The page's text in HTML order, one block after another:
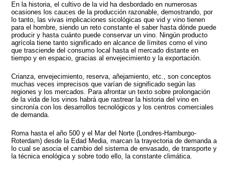
En la historia, el cultivo de la vid ha desbordado en numerosas
ocasiones los cauces de la producción razonable, demostrando, por
lo tanto, las vivas implicaciones sicológicas que vid y vino tienen
para el hombre, siendo un reto constante el saber hasta dónde puede
producir y hasta cuánto puede conservar un vino. Ningún producto
agrícola tiene tanto significado en alcance de límites como el vino
que trasciende del consumo local hasta el mercado distante en
tiempo y en espacio, gracias al envejecimiento y la exportación.
Crianza, envejecimiento, reserva, añejamiento, etc., son conceptos
muchas veces imprecisos que varían de significado según las
regiones y los mercados. Para afrontar un texto sobre prolongación
de la vida de los vinos habrá que rastrear la historia del vino en
sincronía con los desarrollos tecnológicos y los centros comerciales
de demanda.
Roma hasta el año 500 y el Mar del Norte (Londres-Hamburgo-
Roterdam) desde la Edad Media, marcan la trayectoria de demanda a
lo cual se asocia el cambio del sistema de envasado, de transporte y
la técnica enológica y sobre todo ello, la constante climática.